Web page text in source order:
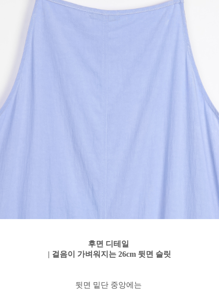
후면 디테일
| 걸음이 가벼워지는 26cm 뒷면 슬릿
뒷면 밑단 중앙에는